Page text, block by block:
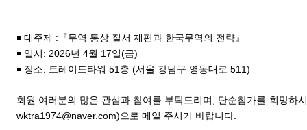
￭ 대주제 : 『무역 통상 질서 재편과 한국무역의 전략』
￭ 일시: 2026년 4월 17일(금)
￭ 장소: 트레이드타워 51층 (서울 강남구 영동대로 511)
회원 여러분의 많은 관심과 참여를 부탁드리며, 단순참가를 희망하
wktra1974@naver.com)으로 메일 주시기 바랍니다.